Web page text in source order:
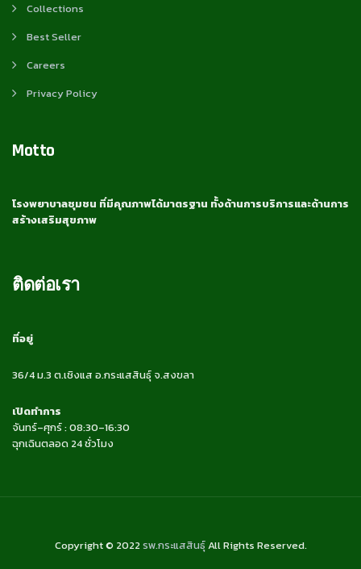
Collections
Best Seller
Careers
Privacy Policy
Motto
โรงพยาบาลชุมชน ที่มีคุณภาพได้มาตรฐาน ทั้งด้านการบริการและด้านการ
สร้างเสริมสุขภาพ
ติดต่อเรา
ที่อยู่
36/4 ม.3 ต.เชิงแส อ.กระแสสินธุ์ จ.สงขลา
เปิดทำการ
จันทร์–ศุกร์ : 08:30–16:30
ฉุกเฉินตลอด 24 ชั่วโมง
Copyright © 2022รพ.กระแสสินธุ์All Rights Reserved.